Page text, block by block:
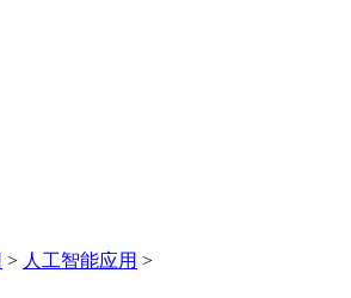
> 人工智能应用 >